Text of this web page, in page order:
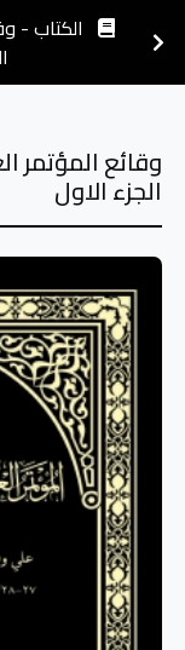
الكتاب -
وقائع المؤتمر
الجزء الاول